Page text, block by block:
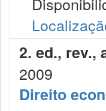
2. ed., rev.,
2009
Direito